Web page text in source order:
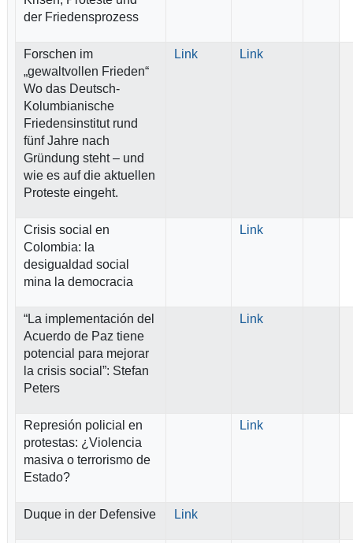
der Friedensprozess
Forschen im
„gewaltvollen Frieden“
Wo das Deutsch-
Kolumbianische
Friedensinstitut rund
fünf Jahre nach
Gründung steht – und
wie es auf die aktuellen
Proteste eingeht.
Link Link
Crisis social en
Colombia: la
desigualdad social
mina la democracia
Link
“La implementación del
Acuerdo de Paz tiene
potencial para mejorar
la crisis social”: Stefan
Peters
Link
Represión policial en
protestas: ¿Violencia
masiva o terrorismo de
Estado?
Link
Duque in der Defensive Link